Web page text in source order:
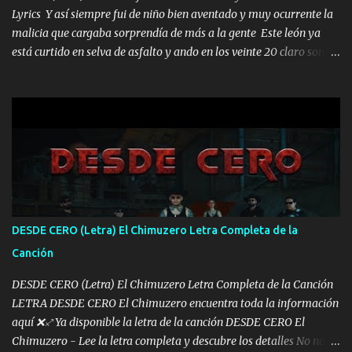
Lyrics Y así siempre fui de niño bien aventado y muy ocurrente la
malicia que cargaba sorprendía de más a la gente Este león ya
está curtido en selva de asfalto y ando en los veinte 20 claro son
pa más pues hay charola les voy a dar hasta topar pues no hay de
otra Música Surcando bien mi camino voy por mi línea no veo a
los lados aquel que no corre vuela no se me duerm voy chicoteado
Ya pasé varias hazañas ya tienen rato que me agarran el colmillo
de este León los estatales no sé esperaron Al tiro esta la PrimiZa
también la nueve que cargo al lado doy la mano al que su amigo y
al traicionero damos pa abajo Y No me paran aquí hay pa más
pues hay charola les voy a dar hasta topar pues no hay de otra...
DESDE CERO (Letra) El Chimuzero Letra Completa de la
Canción
DESDE CERO (Letra) El Chimuzero Letra Completa de la Canción
LETRA DESDE CERO El Chimuzero encuentra toda la información
aquí ❌♐ Ya disponible la letra de la canción DESDE CERO El
Chimuzero - Lee la letra completa y descubre los detalles No nací